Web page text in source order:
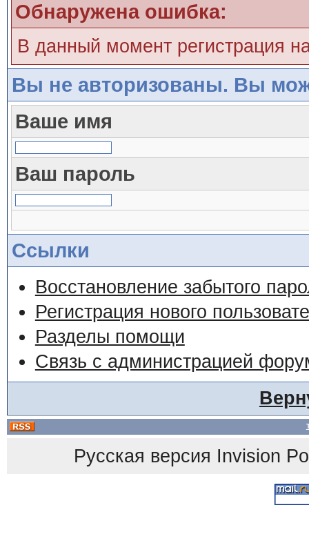
Обнаружена ошибка:
В данный момент регистрация
Вы не авторизованы. Вы
Ваше имя
Ваш пароль
Ссылки
Восстановление забытого
Регистрация нового
Разделы помощи
Связь с администрацией
Русская версия Invision